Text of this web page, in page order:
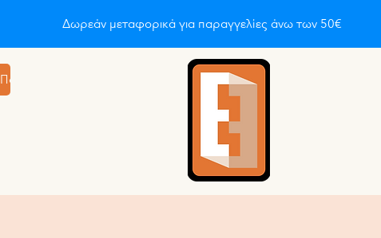
Δωρεάν μεταφορικά για παραγγελίες άνω των 50€
Ποιοι είμαστε About